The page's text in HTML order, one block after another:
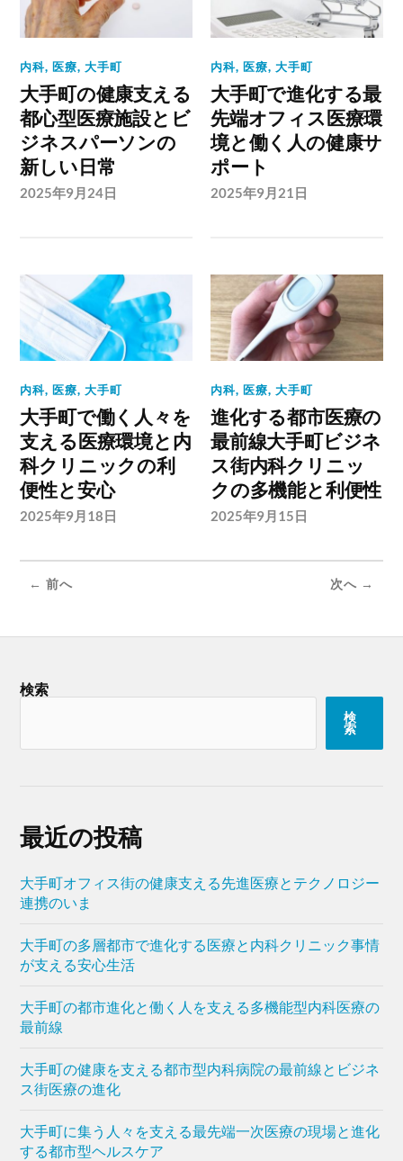
内科, 医療,大手町
大手町の健康支える
都心型医療施設とビ
ジネスパーソンの
新しい日常
2025年9月24日
内科, 医療,大手町
大手町で進化する最
先端オフィス医療環
境と働く人の健康サ
ポート
2025年9月21日
内科, 医療,大手町
大手町で働く人々を
支える医療環境と内
科クリニックの利
便性と安心
2025年9月18日
内科, 医療,大手町
進化する都市医療の
最前線大手町ビジネ
ス街内科クリニッ
クの多機能と利便性
2025年9月15日
← 前へ 次へ →
検索
検
索
最近の投稿
大手町オフィス街の健康支える先進医療とテクノロジー
連携のいま
大手町の多層都市で進化する医療と内科クリニック事情
が支える安心生活
大手町の都市進化と働く人を支える多機能型内科医療の
最前線
大手町の健康を支える都市型内科病院の最前線とビジネ
ス街医療の進化
大手町に集う人々を支える最先端一次医療の現場と進化
する都市型ヘルスケア